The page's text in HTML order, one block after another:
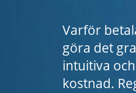
Varför
göra det
intuitiva
kostnad.